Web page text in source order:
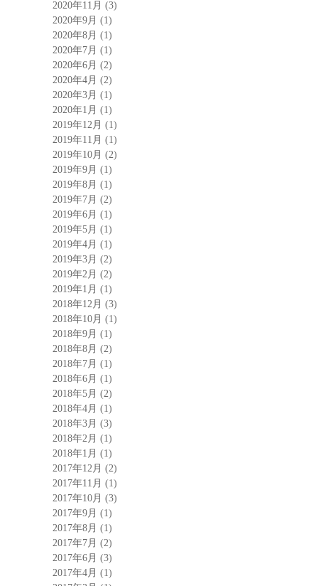
2020年11月 (3)
2020年9月 (1)
2020年8月 (1)
2020年7月 (1)
2020年6月 (2)
2020年4月 (2)
2020年3月 (1)
2020年1月 (1)
2019年12月 (1)
2019年11月 (1)
2019年10月 (2)
2019年9月 (1)
2019年8月 (1)
2019年7月 (2)
2019年6月 (1)
2019年5月 (1)
2019年4月 (1)
2019年3月 (2)
2019年2月 (2)
2019年1月 (1)
2018年12月 (3)
2018年10月 (1)
2018年9月 (1)
2018年8月 (2)
2018年7月 (1)
2018年6月 (1)
2018年5月 (2)
2018年4月 (1)
2018年3月 (3)
2018年2月 (1)
2018年1月 (1)
2017年12月 (2)
2017年11月 (1)
2017年10月 (3)
2017年9月 (1)
2017年8月 (1)
2017年7月 (2)
2017年6月 (3)
2017年4月 (1)